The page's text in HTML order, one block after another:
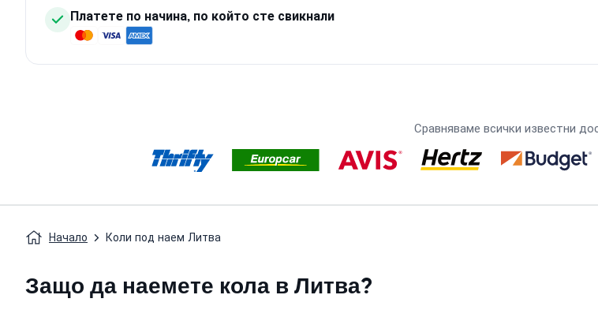
Платете по начина, по който сте свикнали
Сравняваме всички известни
Начало Коли под наем Литва
Защо да наемете кола в Литва?